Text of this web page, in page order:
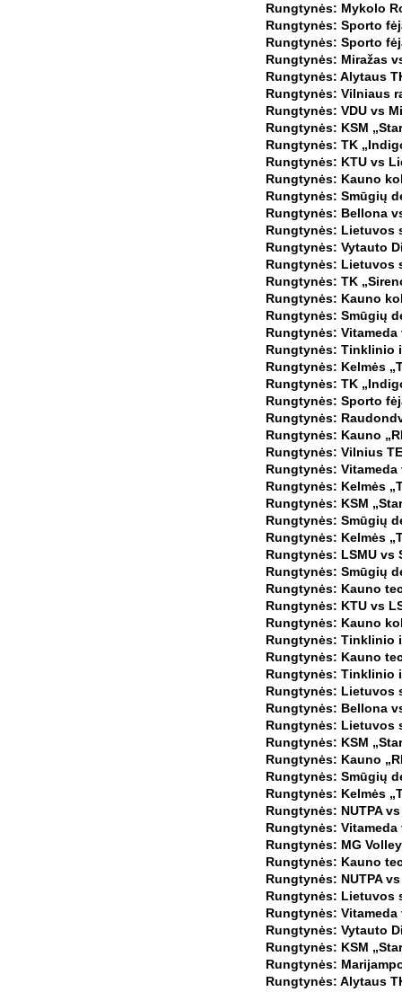
Rungtynės: Mykolo
Rungtynės: Sporto
Rungtynės: Sporto
Rungtynės: Miražas
Rungtynės: Alytaus
Rungtynės: Vilniaus
Rungtynės: VDU vs
Rungtynės: KSM
Rungtynės: TK
Rungtynės: KTU vs
Rungtynės: Kauno
Rungtynės: Smūgių
Rungtynės: Bellona
Rungtynės: Lietuvos
Rungtynės: Vytauto
Rungtynės: Lietuvos
Rungtynės: TK
Rungtynės: Kauno
Rungtynės: Smūgių
Rungtynės: Vitameda
Rungtynės: Tinklinio
Rungtynės: Kelmės
Rungtynės: TK
Rungtynės: Sporto
Rungtynės:
Rungtynės: Kauno
Rungtynės: Vilnius
Rungtynės: Vitameda
Rungtynės: Kelmės
Rungtynės: KSM
Rungtynės: Smūgių
Rungtynės: Kelmės
Rungtynės: LSMU vs
Rungtynės: Smūgių
Rungtynės: Kauno
Rungtynės: KTU vs
Rungtynės: Kauno
Rungtynės: Tinklinio
Rungtynės: Kauno
Rungtynės: Tinklinio
Rungtynės: Lietuvos
Rungtynės: Bellona
Rungtynės: Lietuvos
Rungtynės: KSM
Rungtynės: Kauno
Rungtynės: Smūgių
Rungtynės: Kelmės
Rungtynės: NUTPA
Rungtynės: Vitameda
Rungtynės: MG
Rungtynės: Kauno
Rungtynės: NUTPA
Rungtynės: Lietuvos
Rungtynės: Vitameda
Rungtynės: Vytauto
Rungtynės: KSM
Rungtynės:
Rungtynės: Alytaus